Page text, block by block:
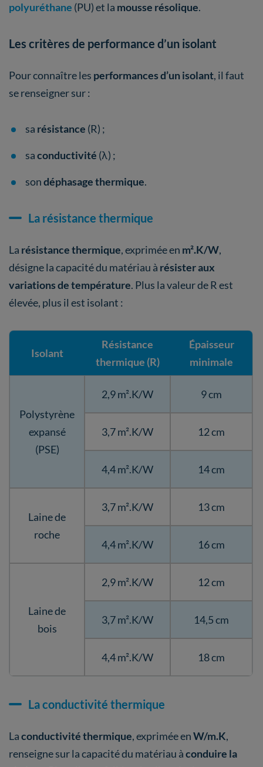
polyuréthane (PU) et la mousse résolique.
Les critères de performance d’un isolant
Pour connaître les performances d’un isolant, il faut
se renseigner sur :
sa résistance (R) ;
saconductivité (λ) ;
sondéphasage thermique.
La résistance thermique
La résistance thermique, exprimée en m².K/W,
désigne la capacité du matériau à résister aux
variations de température. Plus la valeur de R est
élevée, plus il est isolant :
Isolant
Résistance
thermique (R)
Épaisseur
minimale
Polystyrène
expansé
(PSE)
2,9 m².K/W 9 cm
3,7 m².K/W 12 cm
4,4 m².K/W 14 cm
Laine de
roche
3,7 m².K/W 13 cm
4,4 m².K/W 16 cm
Laine de
bois
2,9 m².K/W 12 cm
3,7 m².K/W 14,5 cm
4,4 m².K/W 18 cm
La conductivité thermique
Laconductivité thermique, exprimée enW/m.K,
renseigne sur la capacité du matériau àconduire la